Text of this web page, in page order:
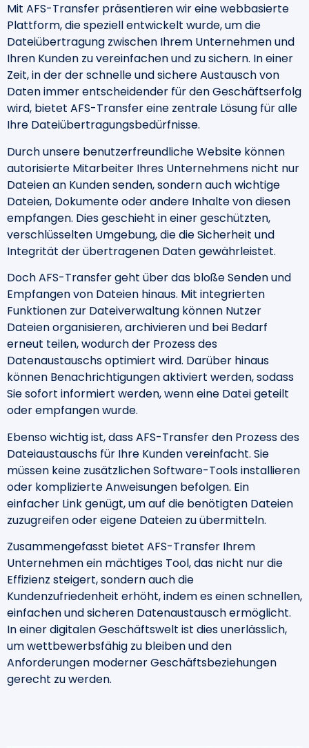
Mit AFS-Transfer präsentieren wir eine webbasierte
Plattform, die speziell entwickelt wurde, um die
Dateiübertragung zwischen Ihrem Unternehmen und
Ihren Kunden zu vereinfachen und zu sichern. In einer
Zeit, in der der schnelle und sichere Austausch von
Daten immer entscheidender für den Geschäftserfolg
wird, bietet AFS-Transfer eine zentrale Lösung für alle
Ihre Dateiübertragungsbedürfnisse.
Durch unsere benutzerfreundliche Website können
autorisierte Mitarbeiter Ihres Unternehmens nicht nur
Dateien an Kunden senden, sondern auch wichtige
Dateien, Dokumente oder andere Inhalte von diesen
empfangen. Dies geschieht in einer geschützten,
verschlüsselten Umgebung, die die Sicherheit und
Integrität der übertragenen Daten gewährleistet.
Doch AFS-Transfer geht über das bloße Senden und
Empfangen von Dateien hinaus. Mit integrierten
Funktionen zur Dateiverwaltung können Nutzer
Dateien organisieren, archivieren und bei Bedarf
erneut teilen, wodurch der Prozess des
Datenaustauschs optimiert wird. Darüber hinaus
können Benachrichtigungen aktiviert werden, sodass
Sie sofort informiert werden, wenn eine Datei geteilt
oder empfangen wurde.
Ebenso wichtig ist, dass AFS-Transfer den Prozess des
Dateiaustauschs für Ihre Kunden vereinfacht. Sie
müssen keine zusätzlichen Software-Tools installieren
oder komplizierte Anweisungen befolgen. Ein
einfacher Link genügt, um auf die benötigten Dateien
zuzugreifen oder eigene Dateien zu übermitteln.
Zusammengefasst bietet AFS-Transfer Ihrem
Unternehmen ein mächtiges Tool, das nicht nur die
Effizienz steigert, sondern auch die
Kundenzufriedenheit erhöht, indem es einen schnellen,
einfachen und sicheren Datenaustausch ermöglicht.
In einer digitalen Geschäftswelt ist dies unerlässlich,
um wettbewerbsfähig zu bleiben und den
Anforderungen moderner Geschäftsbeziehungen
gerecht zu werden.